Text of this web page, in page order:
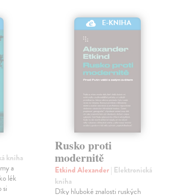
kniha
a
lék
si
E-KNIHA
Rusko proti
modernitě
Etkind Alexander| Elektronická
kniha
Díky hluboké znalosti ruských